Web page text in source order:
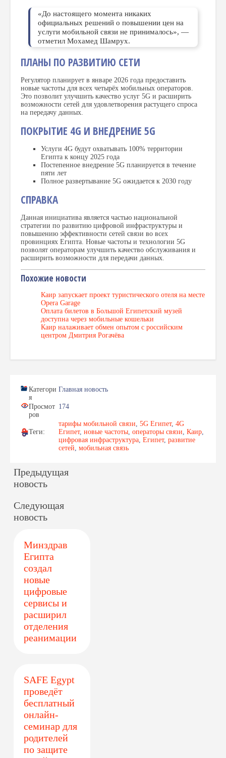
«До настоящего момента никаких
официальных решений о повышении цен на
услуги мобильной связи не принималось», —
отметил Мохамед Шамрух.
ПЛАНЫ ПО РАЗВИТИЮ СЕТИ
Регулятор планирует в январе 2026 года предоставить
новые частоты для всех четырёх мобильных операторов.
Это позволит улучшить качество услуг 5G и расширить
возможности сетей для удовлетворения растущего спроса
на передачу данных.
ПОКРЫТИЕ 4G И ВНЕДРЕНИЕ 5G
Услуги 4G будут охватывать 100% территории
Египта к концу 2025 года
Постепенное внедрение 5G планируется в течение
пяти лет
Полное развертывание 5G ожидается к 2030 году
СПРАВКА
Данная инициатива является частью национальной
стратегии по развитию цифровой инфраструктуры и
повышению эффективности сетей связи во всех
провинциях Египта. Новые частоты и технологии 5G
позволят операторам улучшить качество обслуживания и
расширить возможности для передачи данных.
Похожие новости
Каир запускает проект туристического отеля на месте
Opera Garage
Оплата билетов в Большой Египетский музей
доступна через мобильные кошельки
Каир налаживает обмен опытом с российским
центром Дмитрия Рогачёва
Категори
я
Главная новость
Просмот
ров
174
Теги:
тарифы мобильной связи, 5G Египет, 4G
Египет, новые частоты, операторы связи, Каир,
цифровая инфраструктура, Египет, развитие
сетей, мобильная связь
Предыдущая
новость
Следующая
новость
Минздрав
Египта
создал
новые
цифровые
сервисы и
расширил
отделения
реанимации
SAFE Egypt
проведёт
бесплатный
онлайн-
семинар для
родителей
по защите